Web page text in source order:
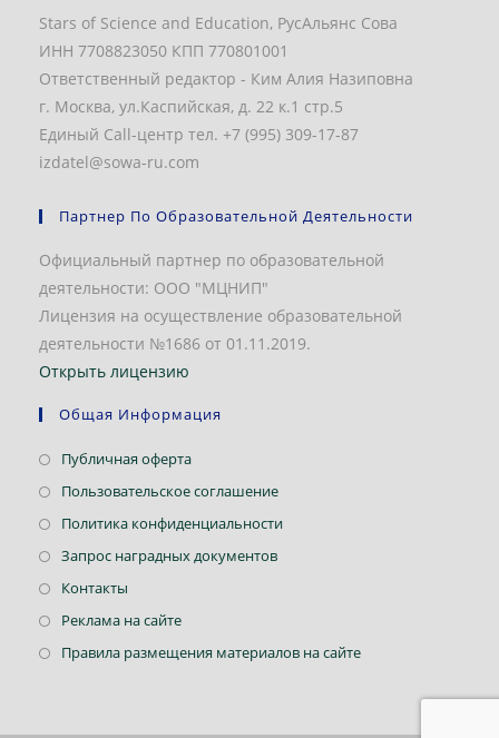
Stars of Science and Education, РусАльянс Сова
ИНН 7708823050 КПП 770801001
Ответственный редактор - Ким Алия Назиповна
г. Москва, ул.Каспийская, д. 22 к.1 стр.5
Единый Call-центр тел. +7 (995) 309-17-87
izdatel@sowa-ru.com
Партнер По Образовательной Деятельности
Официальный партнер по образовательной
деятельности: ООО "МЦНИП"
Лицензия на осуществление образовательной
деятельности №1686 от 01.11.2019.
Открыть лицензию
Общая Информация
Публичная офертаОткроется
в
Пользовательское соглашениеОткроется
в
Политика конфиденциальностиОткроется
Запрос наградных документовОткроется
Контакты
в
Реклама на сайтеОткроется
в
Правила размещения материалов на сайтеОткроется